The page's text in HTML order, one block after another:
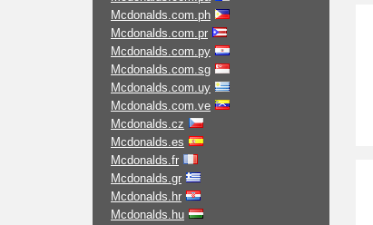
Mcdonalds.com.ph
Mcdonalds.com.pr
Mcdonalds.com.py
Mcdonalds.com.sg
Mcdonalds.com.uy
Mcdonalds.com.ve
Mcdonalds.cz
Mcdonalds.es
Mcdonalds.fr
Mcdonalds.gr
Mcdonalds.hr
Mcdonalds.hu